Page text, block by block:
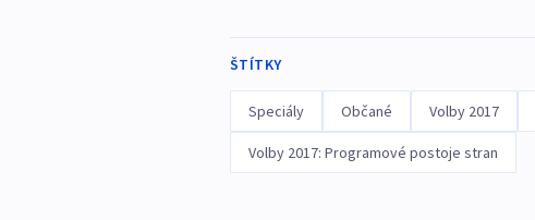
ŠTÍTKY
Speciály Občané Volby 2017
Volby 2017: Programové postoje stran